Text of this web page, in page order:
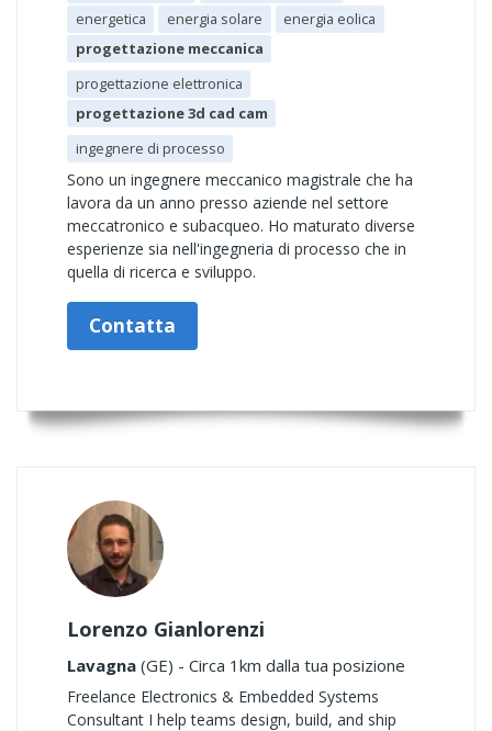
energetica
energia solare
energia eolica
progettazione meccanica
progettazione elettronica
progettazione 3d cad cam
ingegnere di processo
Sono un ingegnere meccanico magistrale che ha
lavora da un anno presso aziende nel settore
meccatronico e subacqueo. Ho maturato diverse
esperienze sia nell'ingegneria di processo che in
quella di ricerca e sviluppo.
Contatta
Lorenzo Gianlorenzi
Lavagna (GE) - Circa 1km dalla tua posizione
Freelance Electronics & Embedded Systems
Consultant I help teams design, build, and ship